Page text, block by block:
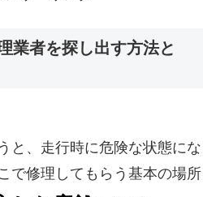
業者を探し出す方法と
と、走行時に危険な状態にな
で修理してもらう基本の場所